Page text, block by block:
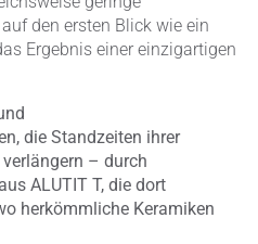
den ersten Blick wie ein
Ergebnis einer einzigartigen
die Standzeiten ihrer
– durch
ALUTIT T, die dort
herkömmliche Keramiken